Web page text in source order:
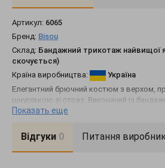
Артикул: 6065
Бренд: Bisou
Склад: Бандажний трикотаж найвищої
скочується)
Країна виробництва:
Україна
Елегантний брючний костюм з верхом,
шнурівкою зі страз. Виконаний із
якості. Стильний крій ідеально
з декоративним шнурівкою,
стразами, які створюють ефектний
фасону забезпечують комфорт та
Показать еще
Відгуки 0 Питання